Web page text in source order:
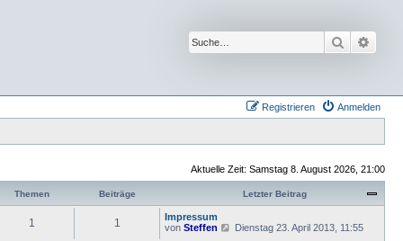
Suche
Anmelden
Registrieren
Aktuelle Zeit: Samstag 8. August 2026, 21:00
Themen Beiträge Letzter Beitrag
1 1
Impressum
von Steffen
NDienstag 23. April 2013, 11:55